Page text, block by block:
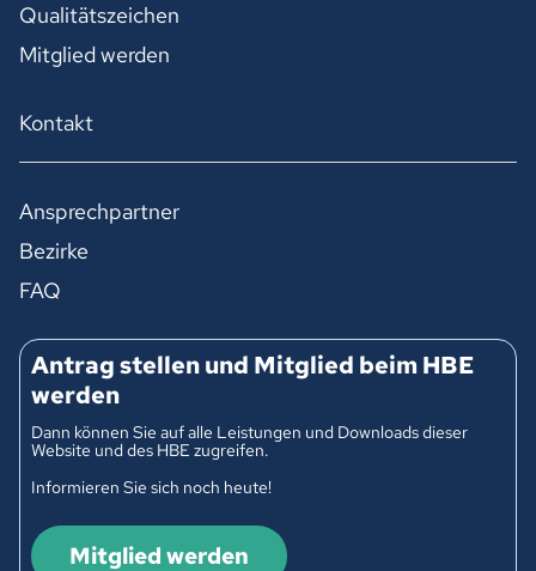
Qualitätszeichen
Mitglied werden
Kontakt
Ansprechpartner
Bezirke
FAQ
Antrag stellen und Mitglied beim HBE
werden
Dann können Sie auf alle Leistungen und Downloads dieser
Website und des HBE zugreifen.
Informieren Sie sich noch heute!
Mitglied werden